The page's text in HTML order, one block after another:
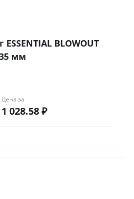
BLOWOUT
35 мм
Цена за
1 028.58 ₽